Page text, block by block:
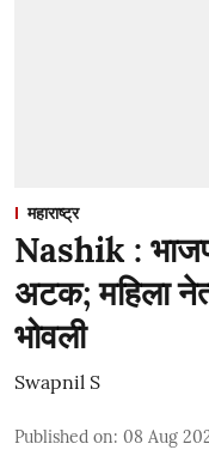
महाराष्ट्र
Nashik :
अटक; महिला
भोवली
Swapnil S
Published on: 08 Aug